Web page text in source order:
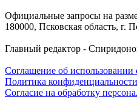
Официальные запросы на
180000, Псковская область, г.
Главный редактор -
Соглашение об использовании
Политика конфиденциальности
Согласие на обработку